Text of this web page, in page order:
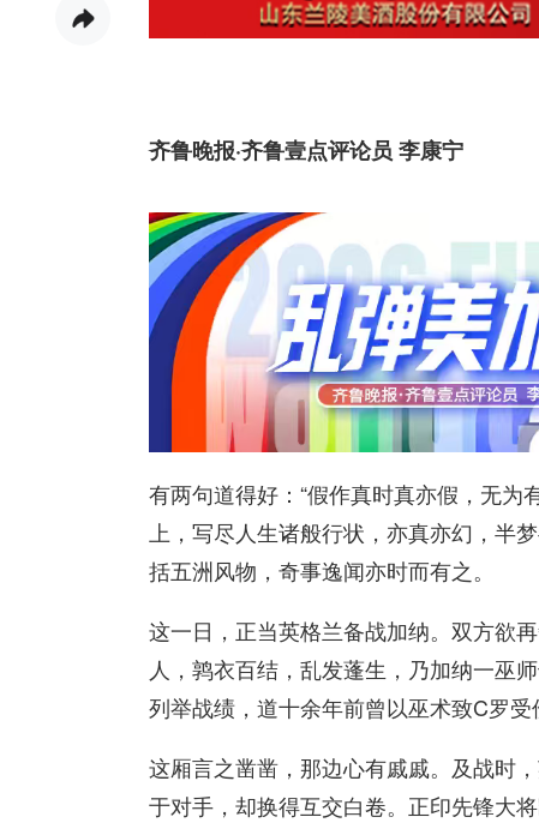
齐鲁晚报·齐鲁壹点评论员 李康宁
有两句道得好：“假作真时真亦假，无为
上，写尽人生诸般行状，亦真亦幻，半
括五洲风物，奇事逸闻亦时而有之。
这一日，正当英格兰备战加纳。双方欲
人，鹑衣百结，乱发蓬生，乃加纳一巫
列举战绩，道十余年前曾以巫术致C罗受
这厢言之凿凿，那边心有戚戚。及战时
于对手，却换得互交白卷。正印先锋大